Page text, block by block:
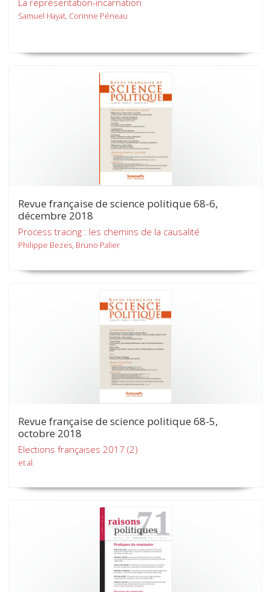
Samuel Hayat, Corinne Péneau
Revue française de science politique 68-6,
décembre 2018
Process tracing : les chemins de la causalité
Philippe Bezes, Bruno Palier
Revue française de science politique 68-5,
octobre 2018
Elections françaises 2017 (2)
et al.